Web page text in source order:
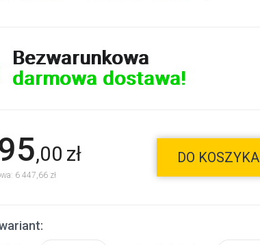
Bezwarunkowa
darmowa dostawa!
,00 zł
6 447,66 zł
DO KOSZYKA